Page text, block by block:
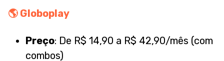
🌎 Globoplay
Preço: De R$ 14,90 a R$ 42,90/mês (com
combos)